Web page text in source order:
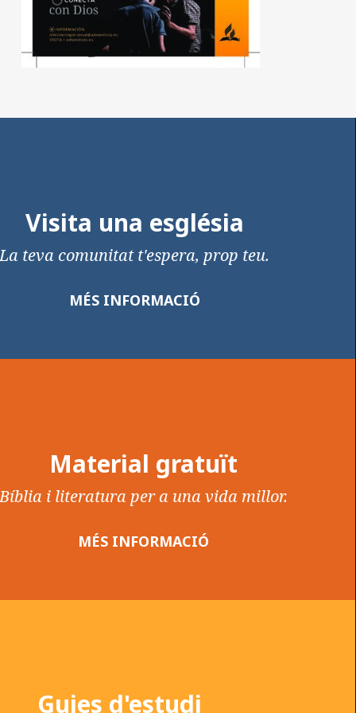
Visita una església
La teva comunitat t'espera, prop teu.
MÉS INFORMACIÓ
Material gratuït
Bíblia i literatura per a una vida millor.
MÉS INFORMACIÓ
Guies d'estudi